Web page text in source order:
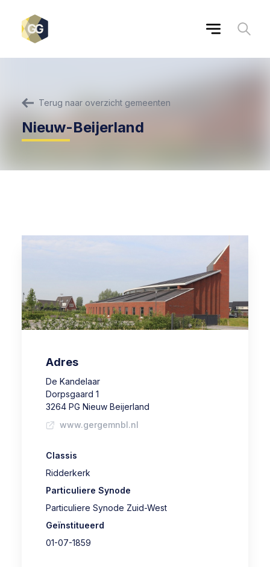
Terug naar overzicht gemeenten
Nieuw-Beijerland
Adres
De Kandelaar
Dorpsgaard 1
3264 PG Nieuw Beijerland
www.gergemnbl.nl
Classis
Ridderkerk
Particuliere Synode
Particuliere Synode Zuid-West
Geïnstitueerd
01-07-1859